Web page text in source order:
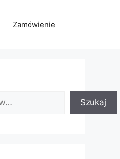
Zamówienie
Szukaj